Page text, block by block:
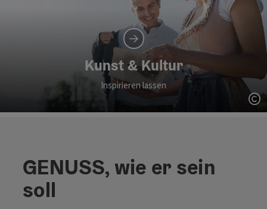
Kunst & Kultur
Inspirieren lassen
GENUSS, wie er sein
soll